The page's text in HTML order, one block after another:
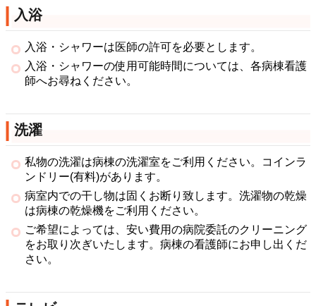
入浴
入浴・シャワーは医師の許可を必要とします。
入浴・シャワーの使用可能時間については、各病棟看護
師へお尋ねください。
洗濯
私物の洗濯は病棟の洗濯室をご利用ください。コインラ
ンドリー(有料)があります。
病室内での干し物は固くお断り致します。洗濯物の乾燥
は病棟の乾燥機をご利用ください。
ご希望によっては、安い費用の病院委託のクリーニング
をお取り次ぎいたします。病棟の看護師にお申し出くだ
さい。